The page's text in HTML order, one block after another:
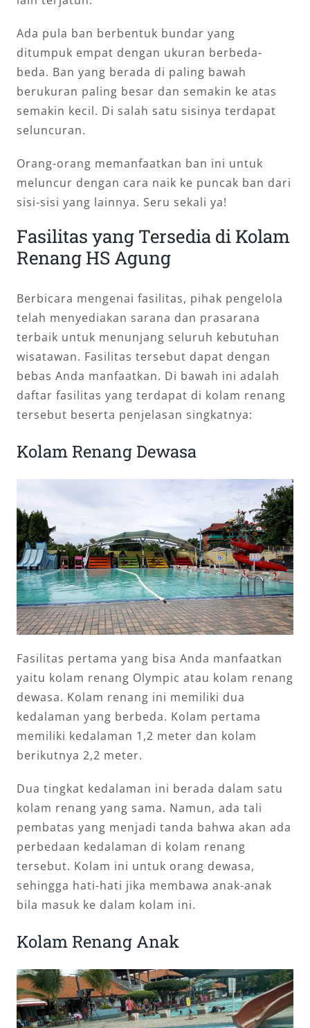
Ada pula ban berbentuk bundar yang
ditumpuk empat dengan ukuran berbeda-
beda. Ban yang berada di paling bawah
berukuran paling besar dan semakin ke atas
semakin kecil. Di salah satu sisinya terdapat
seluncuran.
Orang-orang memanfaatkan ban ini untuk
meluncur dengan cara naik ke puncak ban dari
sisi-sisi yang lainnya. Seru sekali ya!
Fasilitas yang Tersedia di Kolam
Renang HS Agung
Berbicara mengenai fasilitas, pihak pengelola
telah menyediakan sarana dan prasarana
terbaik untuk menunjang seluruh kebutuhan
wisatawan. Fasilitas tersebut dapat dengan
bebas Anda manfaatkan. Di bawah ini adalah
daftar fasilitas yang terdapat di kolam renang
tersebut beserta penjelasan singkatnya:
Kolam Renang Dewasa
Fasilitas pertama yang bisa Anda manfaatkan
yaitu kolam renang Olympic atau kolam renang
dewasa. Kolam renang ini memiliki dua
kedalaman yang berbeda. Kolam pertama
memiliki kedalaman 1,2 meter dan kolam
berikutnya 2,2 meter.
Dua tingkat kedalaman ini berada dalam satu
kolam renang yang sama. Namun, ada tali
pembatas yang menjadi tanda bahwa akan ada
perbedaan kedalaman di kolam renang
tersebut. Kolam ini untuk orang dewasa,
sehingga hati-hati jika membawa anak-anak
bila masuk ke dalam kolam ini.
Kolam Renang Anak